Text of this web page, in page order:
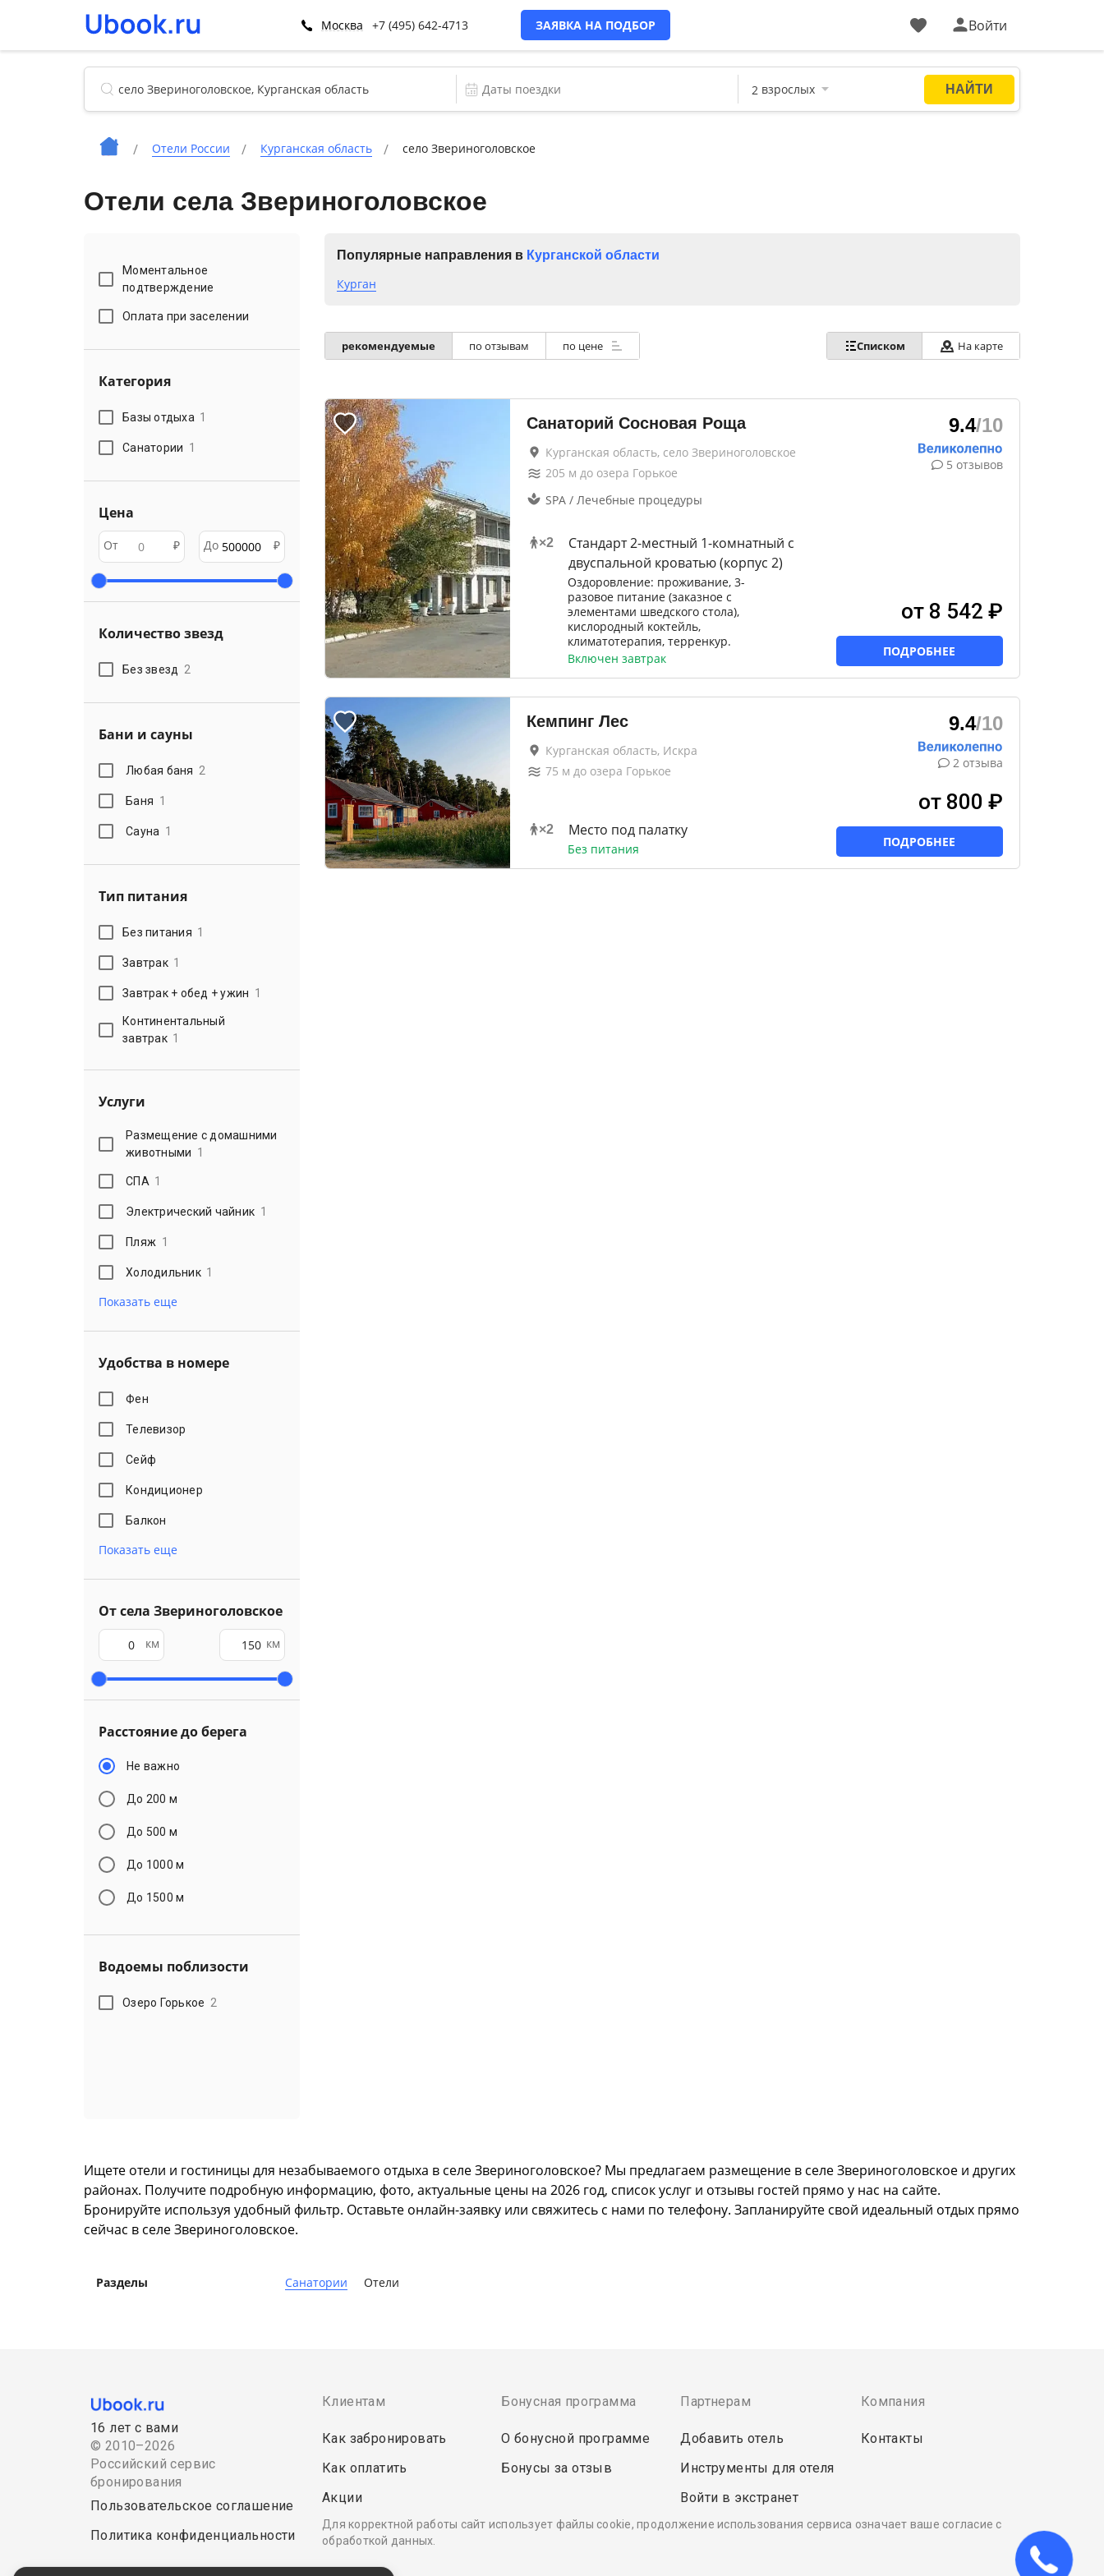
Москва +7 (495) 642-4713 ЗАЯВКА НА ПОДБОР Войти
Отели России Курганская область село Звериноголовское
Отели села Звериноголовское
Моментальное
подтверждение
Оплата при заселении
Категория
Базы отдыха 1
Санатории 1
Цена
От ₽ До ₽
Количество звезд
Без звезд 2
Бани и сауны
Любая баня 2
Баня 1
Сауна 1
Тип питания
Без питания 1
Завтрак 1
Завтрак + обед + ужин 1
Континентальный
завтрак 1
Услуги
Размещение с домашними
животными 1
СПА 1
Электрический чайник 1
Пляж 1
Холодильник 1
Показать еще
Удобства в номере
Фен
Телевизор
Сейф
Кондиционер
Балкон
Показать еще
От села Звериноголовское
км км
Расстояние до берега
Не важно
До 200 м
До 500 м
До 1000 м
До 1500 м
Водоемы поблизости
Озеро Горькое 2
Популярные направления в Курганской области
Курган
рекомендуемые по отзывам по цене Списком На карте
Санаторий Сосновая Роща
Курганская область, село Звериноголовское
205 м до озера Горькое
SPA / Лечебные процедуры
×2
Стандарт 2-местный 1-комнатный с
двуспальной кроватью (корпус 2)
Оздоровление: проживание, 3-
разовое питание (заказное с
элементами шведского стола),
кислородный коктейль,
климатотерапия, терренкур.
Включен завтрак
9.4/10
5 отзывов
от 8 542 ₽
ПОДРОБНЕЕ
Кемпинг Лес
Курганская область, Искра
75 м до озера Горькое
×2 Место под палатку
Без питания
9.4/10
2 отзыва
от 800 ₽
ПОДРОБНЕЕ
Ищете отели и гостиницы для незабываемого отдыха в селе Звериноголовское? Мы предлагаем размещение в селе Звериноголовское и других
районах. Получите подробную информацию, фото, актуальные цены на 2026 год, список услуг и отзывы гостей прямо у нас на сайте.
Бронируйте используя удобный фильтр. Оставьте онлайн-заявку или свяжитесь с нами по телефону. Запланируйте свой идеальный отдых прямо
сейчас в селе Звериноголовское.
Разделы Санатории Отели
16 лет с вами
© 2010–2026
Российский сервис
бронирования
Пользовательское соглашение
Политика конфиденциальности
Клиентам
Как забронировать
Как оплатить
Акции
Бонусная программа
О бонусной программе
Бонусы за отзыв
Партнерам
Добавить отель
Инструменты для отеля
Войти в экстранет
Компания
Контакты
Для корректной работы сайт использует файлы cookie, продолжение использования сервиса означает ваше согласие с
обработкой данных.